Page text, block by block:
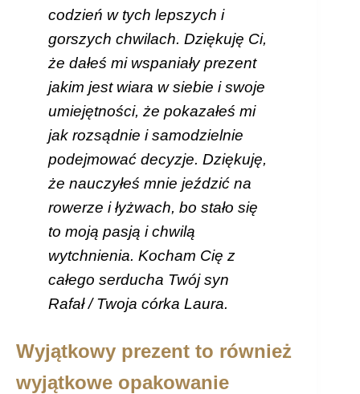
codzień w tych lepszych i
gorszych chwilach. Dziękuję Ci,
że dałeś mi wspaniały prezent
jakim jest wiara w siebie i swoje
umiejętności, że pokazałeś mi
jak rozsądnie i samodzielnie
podejmować decyzje. Dziękuję,
że nauczyłeś mnie jeździć na
rowerze i łyżwach, bo stało się
to moją pasją i chwilą
wytchnienia. Kocham Cię z
całego serducha Twój syn
Rafał / Twoja córka Laura.
Wyjątkowy prezent to również
wyjątkowe opakowanie